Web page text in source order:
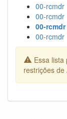
00-rcmdr
00-rcmdr
00-rcmdr
00-rcmdr
Essa
restrições de